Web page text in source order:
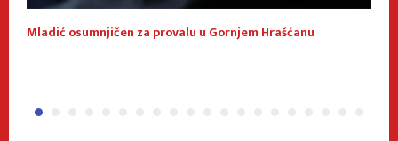
Mladić osumnjičen za provalu u Gornjem Hrašćanu